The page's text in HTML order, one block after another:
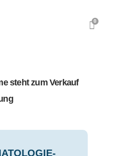
0
steht zum Verkauf